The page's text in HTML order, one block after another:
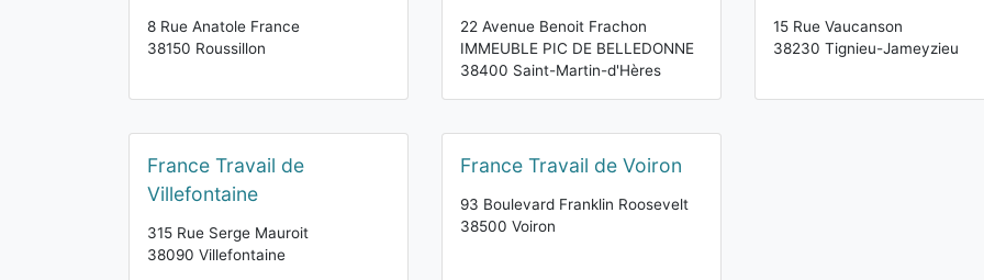
8 Rue Anatole France
38150 Roussillon
22 Avenue Benoit Frachon
IMMEUBLE PIC DE BELLEDONNE
38400 Saint-Martin-d'Hères
15 Rue Vaucanson
38230 Tignieu-Jameyzieu
France Travail de
Villefontaine
315 Rue Serge Mauroit
38090 Villefontaine
France Travail de Voiron
93 Boulevard Franklin Roosevelt
38500 Voiron